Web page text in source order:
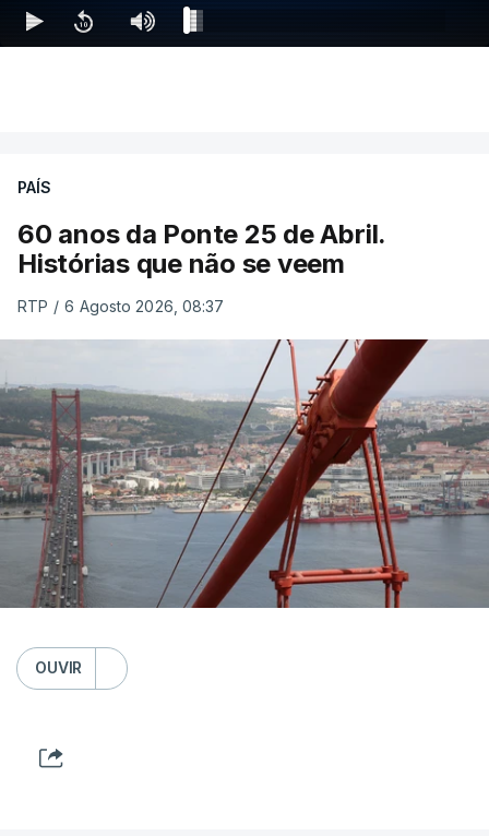
PAÍS
60 anos da Ponte 25 de Abril.
Histórias que não se veem
RTP / 6 Agosto 2026, 08:37
OUVIR